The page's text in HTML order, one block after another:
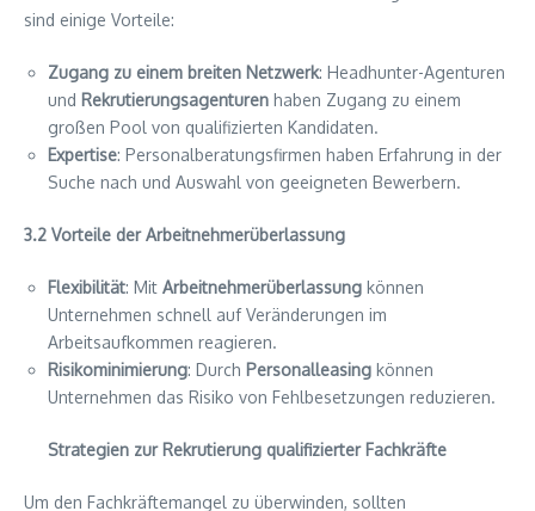
sind einige Vorteile:
Zugang zu einem breiten Netzwerk: Headhunter-Agenturen
und Rekrutierungsagenturen haben Zugang zu einem
großen Pool von qualifizierten Kandidaten.
Expertise: Personalberatungsfirmen haben Erfahrung in der
Suche nach und Auswahl von geeigneten Bewerbern.
3.2 Vorteile der Arbeitnehmerüberlassung
Flexibilität: Mit Arbeitnehmerüberlassung können
Unternehmen schnell auf Veränderungen im
Arbeitsaufkommen reagieren.
Risikominimierung: Durch Personalleasing können
Unternehmen das Risiko von Fehlbesetzungen reduzieren.
Strategien zur Rekrutierung qualifizierter Fachkräfte
Um den Fachkräftemangel zu überwinden, sollten